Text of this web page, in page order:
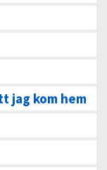
jag kom hem